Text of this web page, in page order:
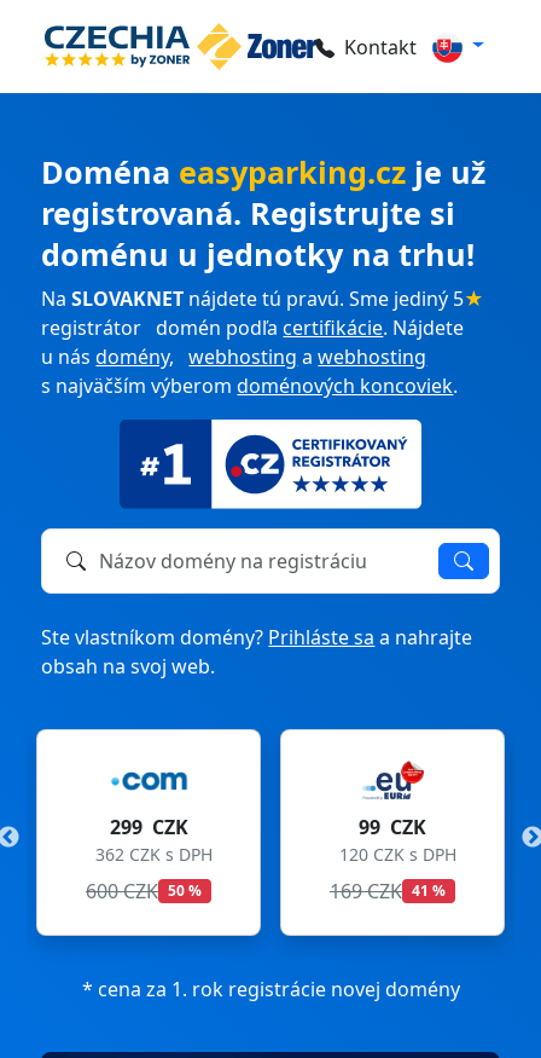
Kontakt
Doména easyparking.cz je už
registrovaná. Registrujte si
doménu u jednotky na trhu!
NaSLOVAKNET nájdete tú pravú. Sme jediný 5★
registrátor domén podľacertifikácie. Nájdete
u násdomény,webhosting awebhosting
s najväčším výberomdoménových koncoviek.
Názov domény na registráciu alebo prevod
Ste vlastníkom domény? Prihláste sa a nahrajte
obsah na svoj web.
299 CZK
362 CZK s DPH
600 CZK 50 %
99 CZK
120 CZK s DPH
169 CZK 41 %
* cena za 1. rok registrácie novej domény